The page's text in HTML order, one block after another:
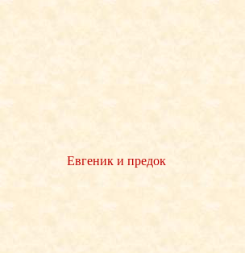
Евгеник и предок